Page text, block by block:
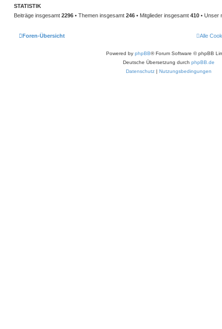
STATISTIK
Beiträge insgesamt 2296 • Themen insgesamt 246 • Mitglieder insgesamt 410 • Unser
Foren-Übersicht Alle
Powered by phpBB® Forum Software © phpBB
Deutsche Übersetzung durch phpBB.de
Datenschutz | Nutzungsbedingungen